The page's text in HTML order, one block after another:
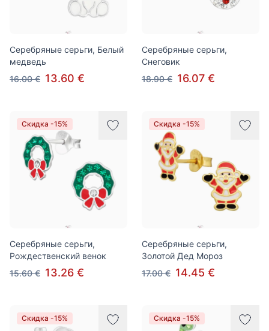
Серебряные серьги, Белый
медведь
16.00 € 13.60 €
Серебряные серьги,
Снеговик
18.90 € 16.07 €
Скидка -15%
Серебряные серьги,
Рождественский венок
15.60 € 13.26 €
Скидка -15%
Серебряные серьги,
Золотой Дед Мороз
17.00 € 14.45 €
Скидка -15% Скидка -15%